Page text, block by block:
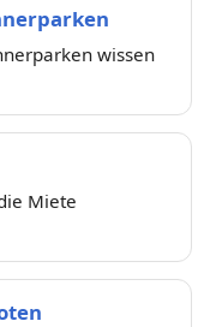
wissen
Miete